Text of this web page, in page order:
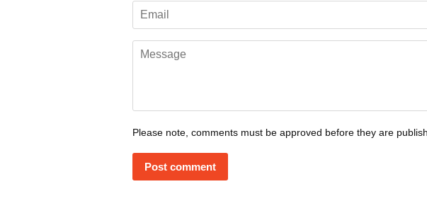
Email
Message
Please note, comments must be approved before they are